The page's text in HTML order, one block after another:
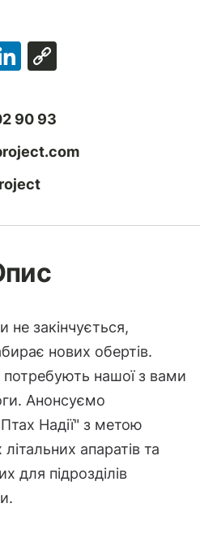
90 93
не закінчується,
нових обертів.
потребують нашої з вами
Анонсуємо
Надії" з метою
літальних апаратів та
для підрозділів